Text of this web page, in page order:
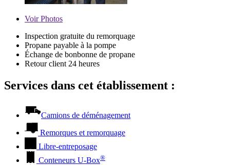
VoirPhotos
Inspection gratuite du remorquage
Propane payable à la pompe
Échange de bonbonne de propane
Retour client 24 heures
Services dans cet établissement :
Camions de déménagement
Remorques et remorquage
Libre-entreposage
Conteneurs U-Box®